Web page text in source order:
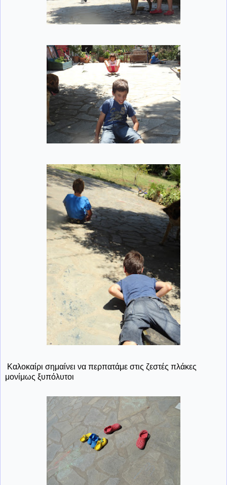
Καλοκαίρι σημαίνει να περπατάμε στις ζεστές πλάκες
μονίμως ξυπόλυτοι